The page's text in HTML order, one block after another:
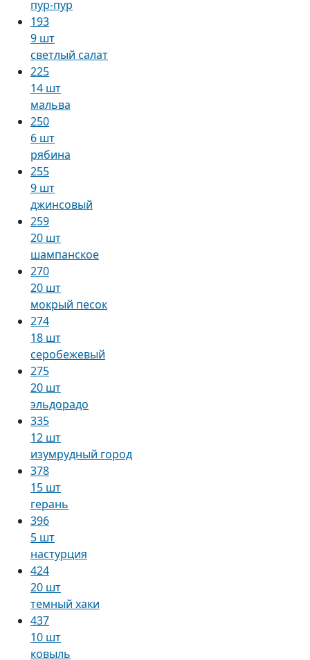
пур-пур
193
9 шт
светлый салат
225
14 шт
мальва
250
6 шт
рябина
255
9 шт
джинсовый
259
20 шт
шампанское
270
20 шт
мокрый песок
274
18 шт
серобежевый
275
20 шт
эльдорадо
335
12 шт
изумрудный город
378
15 шт
герань
396
5 шт
настурция
424
20 шт
темный хаки
437
10 шт
ковыль